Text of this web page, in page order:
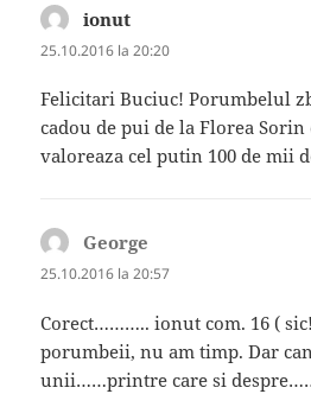
ionut
25.10.2016 la 20:20
Felicitari Buciuc! Porumbelul
cadou de pui de la Florea
valoreaza cel putin 100 de mii
George
25.10.2016 la 20:57
Corect……….. ionut com. 16 (
porumbeii, nu am timp. Dar
unii……printre care si